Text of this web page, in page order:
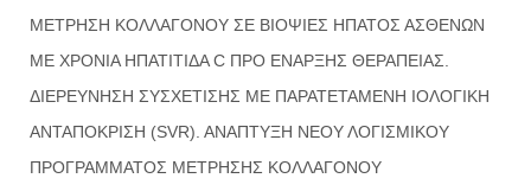
ΜΕΤΡΗΣΗ ΚΟΛΛΑΓΟΝΟΥ ΣΕ ΒΙΟΨΙΕΣ ΗΠΑΤΟΣ ΑΣΘΕΝΩΝ
ΜΕ ΧΡΟΝΙΑ ΗΠΑΤΙΤΙΔΑ C ΠΡΟ ΕΝΑΡΞΗΣ ΘΕΡΑΠΕΙΑΣ.
ΔΙΕΡΕΥΝΗΣΗ ΣΥΣΧΕΤΙΣΗΣ ΜΕ ΠΑΡΑΤΕΤΑΜΕΝΗ ΙΟΛΟΓΙΚΗ
ΑΝΤΑΠΟΚΡΙΣΗ (SVR). ΑΝΑΠΤΥΞΗ ΝΕΟΥ ΛΟΓΙΣΜΙΚΟΥ
ΠΡΟΓΡΑΜΜΑΤΟΣ ΜΕΤΡΗΣΗΣ ΚΟΛΛΑΓΟΝΟΥ